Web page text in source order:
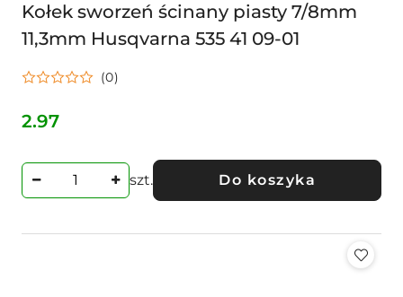
Kołek sworzeń ścinany piasty 7/8mm
11,3mm Husqvarna 535 41 09-01
(0)
Cena:
2.97
szt. Do koszyka